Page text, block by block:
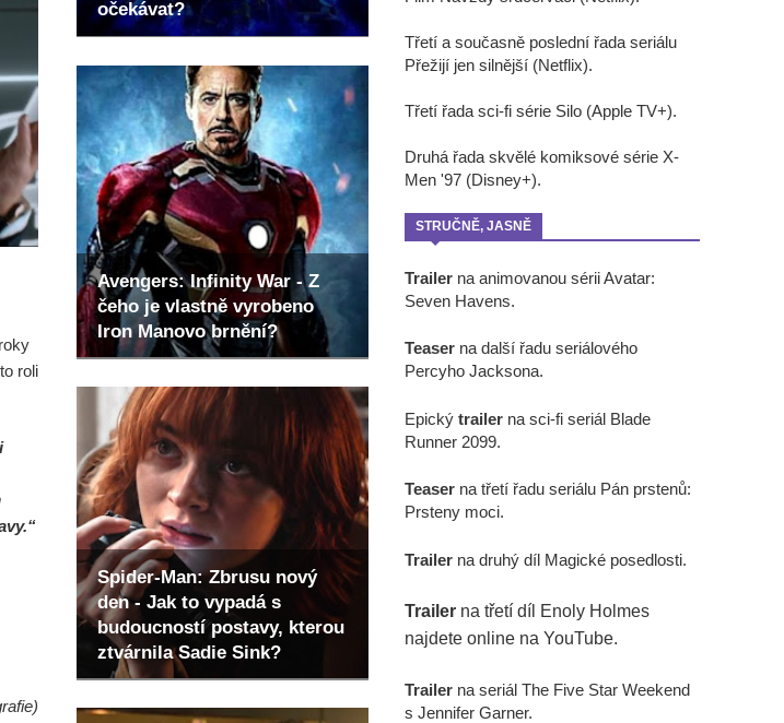
očekávat?
Avengers: Infinity War - Z
čeho je vlastně vyrobeno
Iron Manovo brnění?
Spider-Man: Zbrusu nový
den - Jak to vypadá s
budoucností postavy, kterou
ztvárnila Sadie Sink?
roli
Třetí a současně poslední řada seriálu
Přežijí jen silnější (Netflix).
Třetí řada sci-fi série Silo (Apple TV+).
Druhá řada skvělé komiksové série X-
Men '97 (Disney+).
STRUČNĚ, JASNĚ
Trailer na animovanou sérii Avatar:
Seven Havens.
Teaser na další řadu seriálového
Percyho Jacksona.
Epický trailer na sci-fi seriál Blade
Runner 2099.
Teaser na třetí řadu seriálu Pán prstenů:
Prsteny moci.
Trailer na druhý díl Magické posedlosti.
Trailer na třetí díl Enoly Holmes
najdete online na YouTube.
Trailer na seriál The Five Star Weekend
s Jennifer Garner.